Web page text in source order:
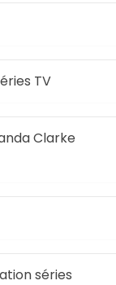
TV
Clarke
séries